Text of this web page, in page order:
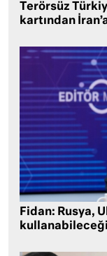
Terörsüz
kartından
Fidan: Rusya,